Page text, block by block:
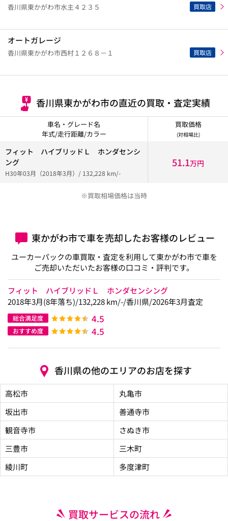
買取店
香川県東かがわ市水主４２３５
買取店
オートガレージ
香川県東かがわ市西村１２６８－１
香川県東かがわ市の直近の買取・査定実績
車名・グレード名
年式/走行距離/カラー
買取価格
(対相場比)
フィット ハイブリッドＬ ホンダセンシ
ング
H30年03月（2018年3月）/ 132,228 km/-
51.1万円
※買取相場価格は当時
東かがわ市で車を売却したお客様のレビュー
ユーカーパックの車買取・査定を利用して東かがわ市で車を
ご売却いただいたお客様の口コミ・評判です。
フィット ハイブリッドＬ ホンダセンシング
2018年3月(8年落ち)/132,228 km/-/香川県/2026年3月査定
総合満足度 4.5
おすすめ度 4.5
香川県の他のエリアのお店を探す
高松市
丸亀市
坂出市
善通寺市
観音寺市
さぬき市
三豊市
三木町
綾川町
多度津町
買取サービスの流れ